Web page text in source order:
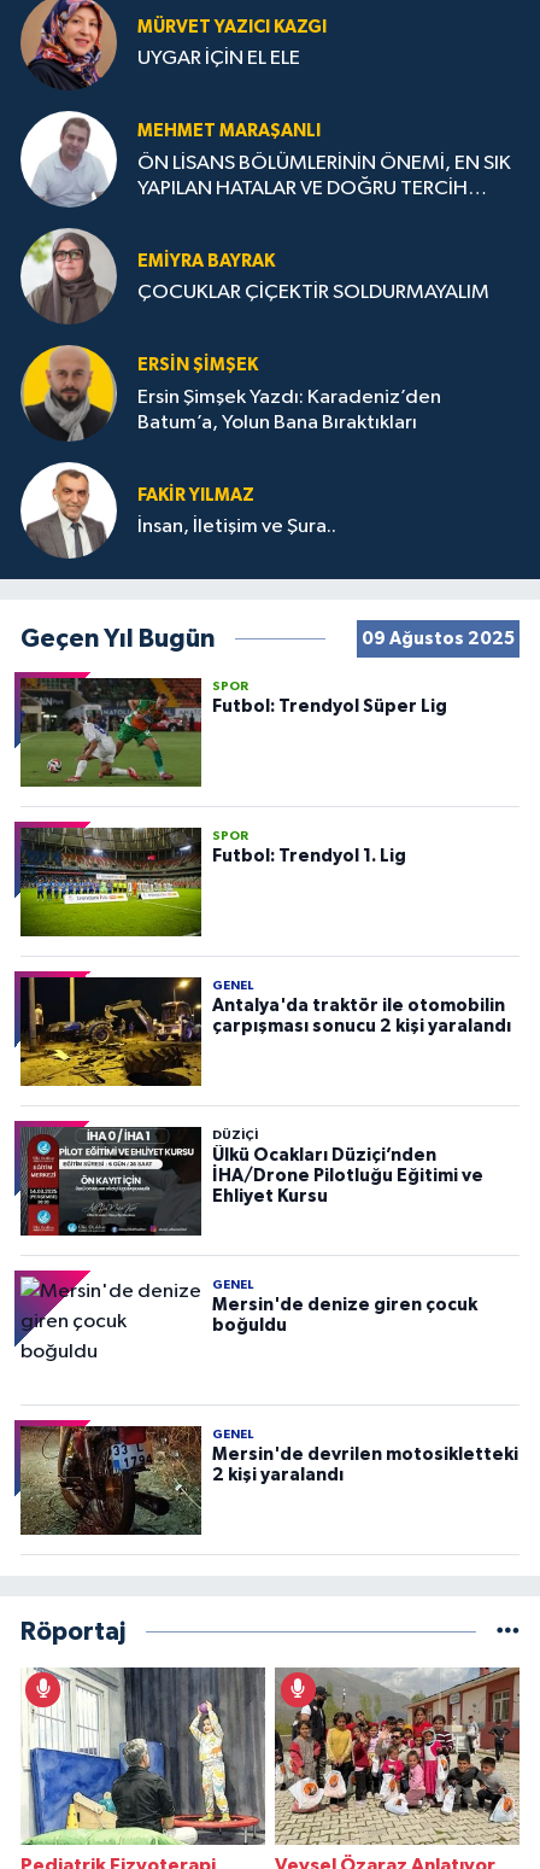
MÜRVET YAZICI KAZGI
UYGAR İÇİN EL ELE
MEHMET MARAŞANLI
ÖN LİSANS BÖLÜMLERİNİN ÖNEMİ, EN SIK
YAPILAN HATALAR VE DOĞRU TERCİH
EMIYRA BAYRAK
ÇOCUKLAR ÇİÇEKTİR SOLDURMAYALIM
ERSIN ŞIMŞEK
Ersin Şimşek Yazdı: Karadeniz’den
Batum’a, Yolun Bana Bıraktıkları
FAKIR YILMAZ
İnsan, İletişim ve Şura..
Geçen Yıl Bugün 09 Ağustos 2025
SPOR
Futbol: Trendyol Süper Lig
SPOR
Futbol: Trendyol 1. Lig
GENEL
Antalya'da traktör ile otomobilin
çarpışması sonucu 2 kişi yaralandı
DÜZIÇI
Ülkü Ocakları Düziçi’nden
İHA/Drone Pilotluğu Eğitimi ve
Ehliyet Kursu
GENEL
Mersin'de denize giren çocuk
boğuldu
GENEL
Mersin'de devrilen motosikletteki
2 kişi yaralandı
Röportaj